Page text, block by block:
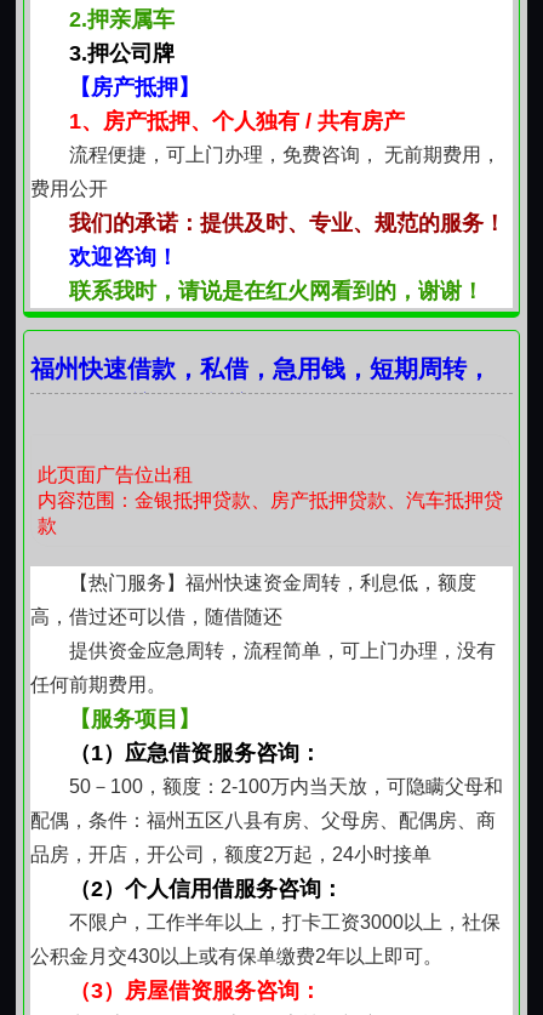
2.押亲属车
3.押公司牌
【房产抵押】
1、房产抵押、个人独有 / 共有房产
流程便捷，可上门办理，免费咨询， 无前期费用，
费用公开
我们的承诺：提供及时、专业、规范的服务！
欢迎咨询！
联系我时，请说是在红火网看到的，谢谢！
福州快速借款，私借，急用钱，短期周转，
此页面广告位出租
内容范围：金银抵押贷款、房产抵押贷款、汽车抵押贷
款
【热门服务】福州快速资金周转，利息低，额度
高，借过还可以借，随借随还
提供资金应急周转，流程简单，可上门办理，没有
任何前期费用。
【服务项目】
（1）应急借资服务咨询：
50－100，额度：2-100万内当天放，可隐瞒父母和
配偶，条件：福州五区八县有房、父母房、配偶房、商
品房，开店，开公司，额度2万起，24小时接单
（2）个人信用借服务咨询：
不限户，工作半年以上，打卡工资3000以上，社保
公积金月交430以上或有保单缴费2年以上即可。
（3）房屋借资服务咨询：